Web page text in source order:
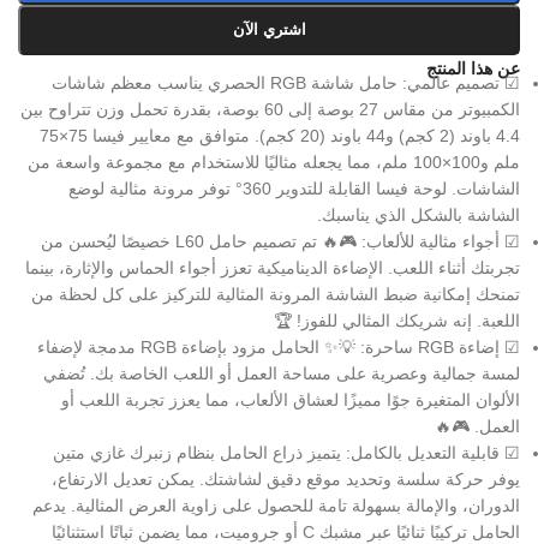
اشتري الآن
عن هذا المنتج
☑ تصميم عالمي: حامل شاشة RGB الحصري يناسب معظم شاشات
الكمبيوتر من مقاس 27 بوصة إلى 60 بوصة، بقدرة تحمل وزن تتراوح بين
4.4 باوند (2 كجم) و44 باوند (20 كجم). متوافق مع معايير فيسا 75×75
ملم و100×100 ملم، مما يجعله مثاليًا للاستخدام مع مجموعة واسعة من
الشاشات. لوحة فيسا القابلة للتدوير 360° توفر مرونة مثالية لوضع
الشاشة بالشكل الذي يناسبك.
☑ أجواء مثالية للألعاب: 🎮🔥 تم تصميم حامل L60 خصيصًا ليُحسن من
تجربتك أثناء اللعب. الإضاءة الديناميكية تعزز أجواء الحماس والإثارة، بينما
تمنحك إمكانية ضبط الشاشة المرونة المثالية للتركيز على كل لحظة من
اللعبة. إنه شريكك المثالي للفوز! 🏆
☑ إضاءة RGB ساحرة: 💡✨ الحامل مزود بإضاءة RGB مدمجة لإضفاء
لمسة جمالية وعصرية على مساحة العمل أو اللعب الخاصة بك. تُضفي
الألوان المتغيرة جوًا مميزًا لعشاق الألعاب، مما يعزز تجربة اللعب أو
العمل. 🎮🔥
☑ قابلية التعديل بالكامل: يتميز ذراع الحامل بنظام زنبرك غازي متين
يوفر حركة سلسة وتحديد موقع دقيق لشاشتك. يمكن تعديل الارتفاع،
الدوران، والإمالة بسهولة تامة للحصول على زاوية العرض المثالية. يدعم
الحامل تركيبًا ثنائيًا عبر مشبك C أو جروميت، مما يضمن ثباتًا استثنائيًا